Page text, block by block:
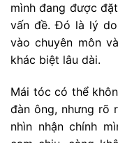
mình đang được
vấn đề. Đó là lý
vào chuyên môn
khác biệt lâu dài.
Mái tóc có thể
đàn ông, nhưng rõ
nhìn nhận chính